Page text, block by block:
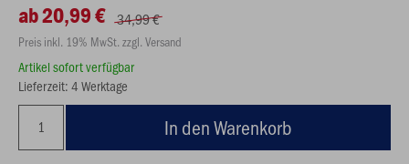
ab 20,99 € 34,99 €
Preis inkl. 19% MwSt. zzgl. Versand
Artikel sofort verfügbar
Lieferzeit: 4 Werktage
In den Warenkorb